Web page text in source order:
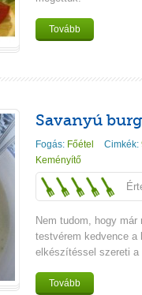
Tovább
Savanyú
Fogás: Főétel Cimkék:
Keményítő
Nem tudom, hogy már
testvérem kedvence a
elkészítéssel szereti a
Tovább